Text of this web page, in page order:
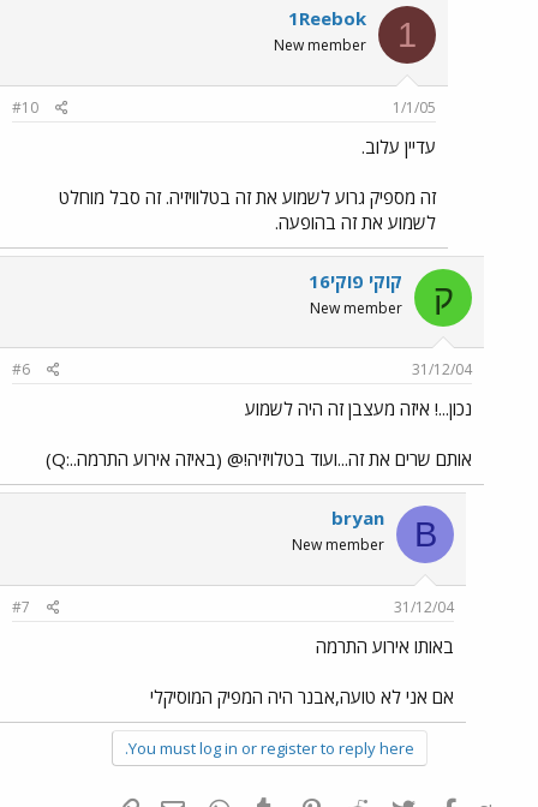
1
1Reebok
New member
1/1/05
#10
עדיין עלוב.
זה מספיק גרוע לשמוע את זה בטלוויזיה. זה סבל מוחלט
לשמוע את זה בהופעה.
ק קוקי פוקי16
New member
31/12/04
#6
נכון...! איזה מעצבן זה היה לשמוע
אותם שרים את זה...ועוד בטלויזיה!@ (באיזה אירוע התרמה..:Q)
B
bryan
New member
31/12/04
#7
באותו אירוע התרמה
אם אני לא טועה,אבנר היה המפיק המוסיקלי
You must log in or register to reply here.